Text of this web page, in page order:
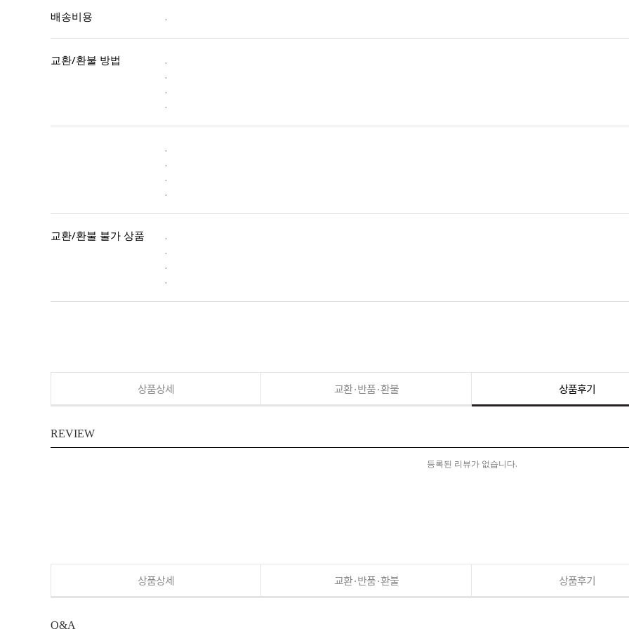
배송비용 .
교환/환불 방법
.
.
.
.
.
.
.
.
교환/환불 불가 상품
.
.
.
.
상품상세 교환·반품·환불 상품후기
REVIEW
등록된 리뷰가 없습니다.
상품상세 교환·반품·환불 상품후기
Q&A